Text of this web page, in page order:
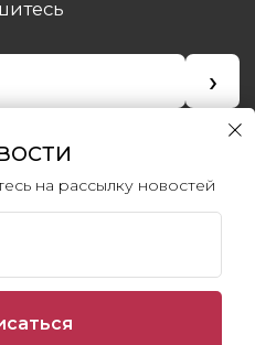
на рассылку новостей